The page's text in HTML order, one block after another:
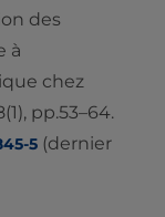
des
à
chez
pp.53–64.
5 (dernier